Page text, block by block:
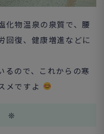
物温泉の泉質で、腰
回復、健康増進などに
るので、これからの寒
メですよ
❊